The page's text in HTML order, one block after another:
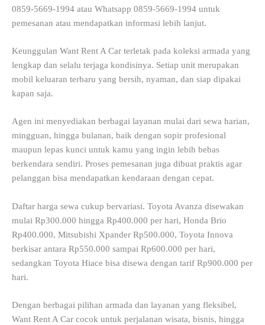
0859-5669-1994 atau Whatsapp 0859-5669-1994 untuk
pemesanan atau mendapatkan informasi lebih lanjut.
Keunggulan Want Rent A Car terletak pada koleksi armada yang
lengkap dan selalu terjaga kondisinya. Setiap unit merupakan
mobil keluaran terbaru yang bersih, nyaman, dan siap dipakai
kapan saja.
Agen ini menyediakan berbagai layanan mulai dari sewa harian,
mingguan, hingga bulanan, baik dengan sopir profesional
maupun lepas kunci untuk kamu yang ingin lebih bebas
berkendara sendiri. Proses pemesanan juga dibuat praktis agar
pelanggan bisa mendapatkan kendaraan dengan cepat.
Daftar harga sewa cukup bervariasi. Toyota Avanza disewakan
mulai Rp300.000 hingga Rp400.000 per hari, Honda Brio
Rp400.000, Mitsubishi Xpander Rp500.000, Toyota Innova
berkisar antara Rp550.000 sampai Rp600.000 per hari,
sedangkan Toyota Hiace bisa disewa dengan tarif Rp900.000 per
hari.
Dengan berbagai pilihan armada dan layanan yang fleksibel,
Want Rent A Car cocok untuk perjalanan wisata, bisnis, hingga